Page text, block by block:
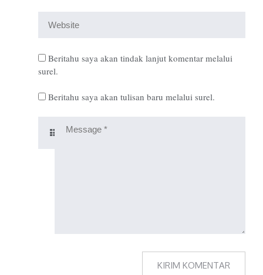
Beritahu saya akan tindak lanjut komentar melalui
surel.
Beritahu saya akan tulisan baru melalui surel.